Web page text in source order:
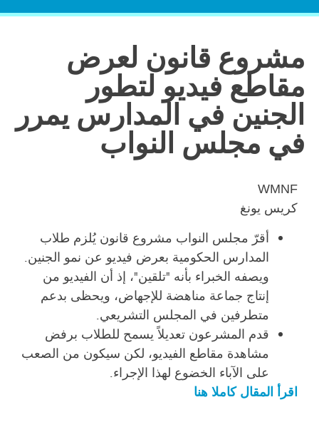
مشروع قانون لعرض
مقاطع فيديو لتطور
الجنين في المدارس يمرر
في مجلس النواب
WMNF
كريس يونغ
أقرّ مجلس النواب مشروع قانون يُلزم طلاب
المدارس الحكومية بعرض فيديو عن نمو الجنين.
ويصفه الخبراء بأنه "تلقين"، إذ أن الفيديو من
إنتاج جماعة مناهضة للإجهاض، ويحظى بدعم
متطرفين في المجلس التشريعي.
قدم المشرعون تعديلاً يسمح للطلاب برفض
مشاهدة مقاطع الفيديو، لكن سيكون من الصعب
على الآباء الخضوع لهذا الإجراء.
اقرأ المقال كاملا هنا